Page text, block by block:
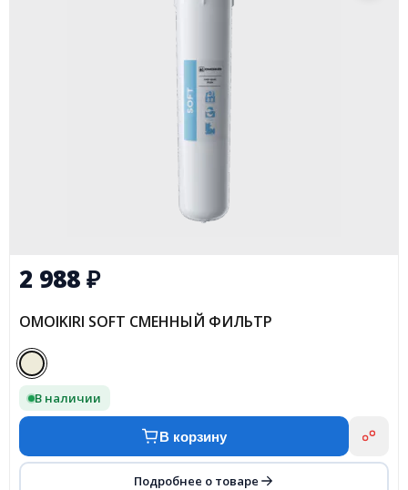
2 988₽
OMOIKIRI SOFT СМЕННЫЙ ФИЛЬТР
В наличии
В корзину
Подробнее о товаре